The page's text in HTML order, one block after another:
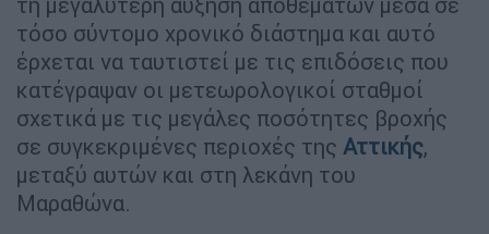
τόσο σύντομο χρονικό διάστημα και αυτό
έρχεται να ταυτιστεί με τις επιδόσεις που
κατέγραψαν οι μετεωρολογικοί σταθμοί
σχετικά με τις μεγάλες ποσότητες βροχής
σε συγκεκριμένες περιοχές της Αττικής,
μεταξύ αυτών και στη λεκάνη του
Μαραθώνα.